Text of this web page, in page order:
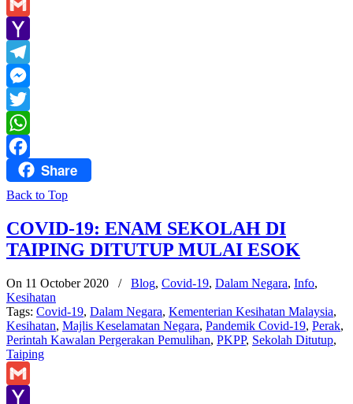
Gmail
Yahoo
Mail
Telegram
Messenger
Twitter
WhatsApp
FacebookShare
Back to Top
COVID-19: ENAM SEKOLAH DI
TAIPING DITUTUP MULAI ESOK
On 11 October 2020 / Blog, Covid-19, Dalam Negara, Info,
Kesihatan
Tags: Covid-19, Dalam Negara, Kementerian Kesihatan Malaysia,
Kesihatan, Majlis Keselamatan Negara, Pandemik Covid-19, Perak,
Perintah Kawalan Pergerakan Pemulihan, PKPP, Sekolah Ditutup,
Taiping
Gmail